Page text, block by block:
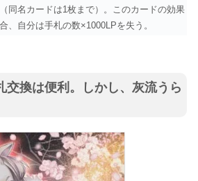
同名カードは1枚まで）。このカードの効果
、自分は手札の数×1000LPを失う。
交換は便利。しかし、灰流うら